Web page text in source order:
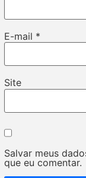
E-mail *
Site
Salvar meus
que eu comentar.